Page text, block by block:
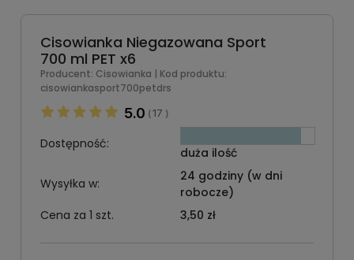
Cisowianka Niegazowana Sport
700 ml PET x6
Producent: Cisowianka | Kod produktu:
cisowiankasport700petdrs
5.0 (17 )
Dostępność:
duża ilość
Wysyłka w:
24 godziny (w dni
robocze)
Cena za 1 szt.
3,50 zł